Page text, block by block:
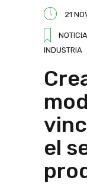
21
INDUSTRIA
el